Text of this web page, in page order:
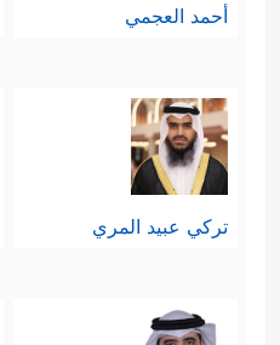
أحمد العجمي
تركي عبيد المري